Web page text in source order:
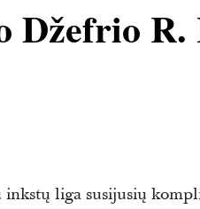
Džefrio
inkstų liga susijusių